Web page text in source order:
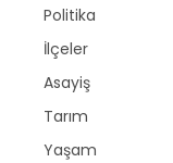
Politika
İlçeler
Asayiş
Tarım
Yaşam